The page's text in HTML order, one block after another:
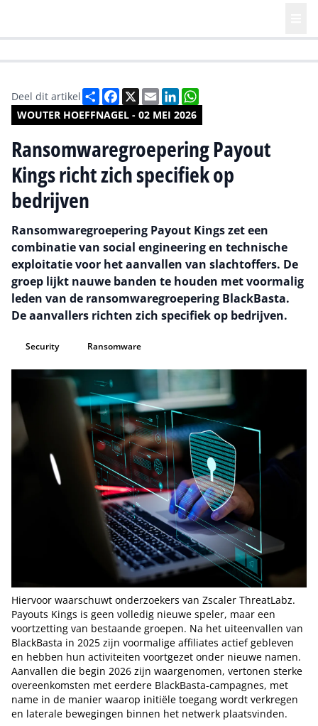
WOUTER HOEFFNAGEL - 02 MEI 2026
Deel dit artikel DeelFacebook
X EmailLinkedIn
Ransomwaregroepering Payout
Kings richt zich specifiek op
bedrijven
Ransomwaregroepering Payout Kings zet een
combinatie van social engineering en technische
exploitatie voor het aanvallen van slachtoffers. De
groep lijkt nauwe banden te houden met voormalig
leden van de ransomwaregroepering BlackBasta.
De aanvallers richten zich specifiek op bedrijven.
Security Ransomware
Hiervoor waarschuwt onderzoekers van Zscaler ThreatLabz.
Payouts Kings is geen volledig nieuwe speler, maar een
voortzetting van bestaande groepen. Na het uiteenvallen van
BlackBasta in 2025 zijn voormalige affiliates actief gebleven
en hebben hun activiteiten voortgezet onder nieuwe namen.
Aanvallen die begin 2026 zijn waargenomen, vertonen sterke
overeenkomsten met eerdere BlackBasta-campagnes, met
name in de manier waarop initiële toegang wordt verkregen
en laterale bewegingen binnen het netwerk plaatsvinden.